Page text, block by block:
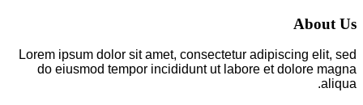
About Us
Lorem ipsum dolor sit amet, consectetur adipiscing elit, sed
do eiusmod tempor incididunt ut labore et dolore magna
aliqua.